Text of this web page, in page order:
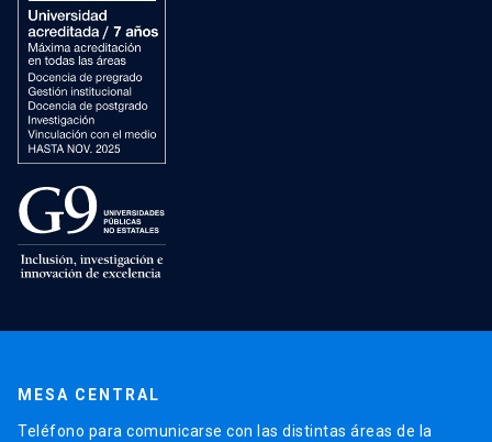
MESA CENTRAL
Teléfono para comunicarse con las distintas áreas de la